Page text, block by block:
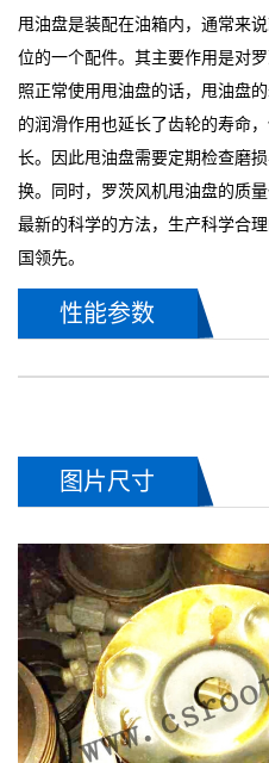
甩油盘是装配在油箱内，通常来
位的一个配件。其主要作用是对
照正常使用甩油盘的话，甩油盘
的润滑作用也延长了齿轮的寿命
长。因此甩油盘需要定期检查磨
换。同时，罗茨风机甩油盘的质
最新的科学的方法，生产科学合
国领先。
性能参数
图片尺寸